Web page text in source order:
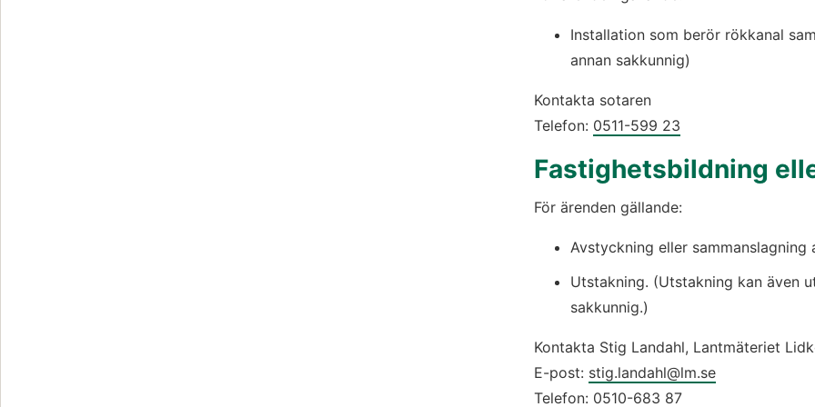
Installation som berör rökkanal
annan sakkunnig)
Kontakta sotaren
Telefon: 0511-599 23
Fastighetsbildning
För ärenden gällande:
Avstyckning eller sammanslagning
Utstakning. (Utstakning kan även
sakkunnig.)
Kontakta Stig Landahl, Lantmäteriet
E-post: stig.landahl@lm.se
Telefon: 0510-683 87